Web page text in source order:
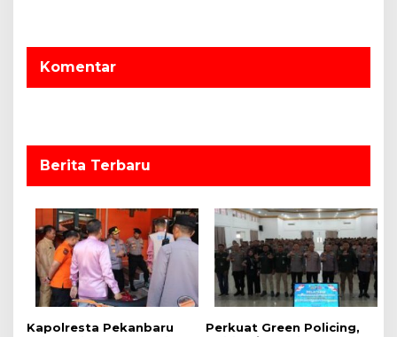
p
o
Komentar
Berita Terbaru
Kapolresta Pekanbaru
Perkuat Green Policing,